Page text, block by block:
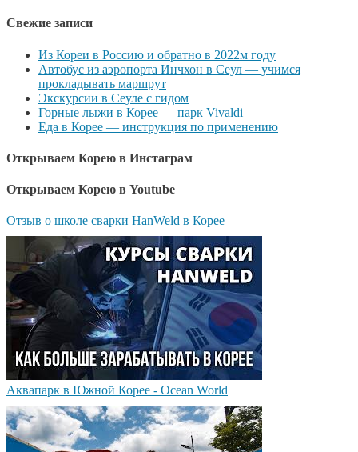
Свежие записи
Из Кореи в Россию и обратно в 2022м году
Автобус из аэропорта Инчхон в Сеул — учимся
прокладывать маршрут
Экскурсии в Сеуле с гидом
Горные лыжи в Корее — парк Vivaldi
Еда в Корее — инструкция по применению
Открываем Корею в Инстаграм
Открываем Корею в Youtube
Отзыв о школе сварки HanWeld в Корее
Аквапарк в Южной Корее - Ocean World